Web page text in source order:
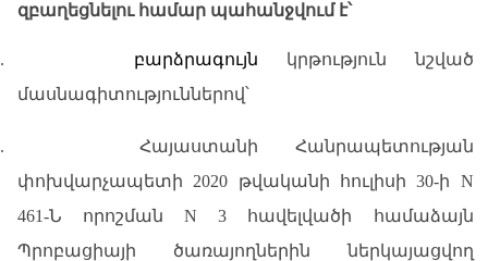
զբաղեցնելու համար պահանջվում է՝
բարձրագույն կրթություն
նշված
մասնագիտություններով՝
Հայաստանի Հանրապետության
փոխվարչապետի 2020 թվականի հուլիսի 30-ի N
461-Ն որոշման N 3 հավելվածի համաձայն
Պրոբացիայի ծառայողներին ներկայացվող